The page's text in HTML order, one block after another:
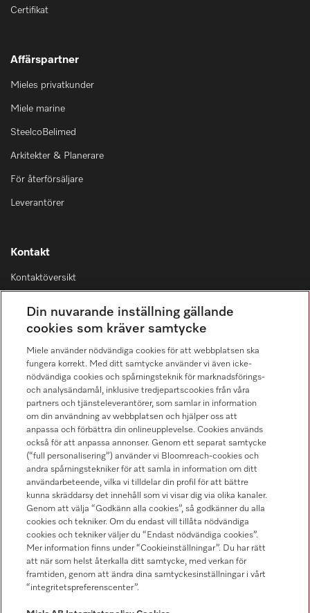
Certifikat
Affärspartner
Mieles privatkunder
Miele marine
SteelcoBelimed
Arkitekter & Planerare
För återförsäljare
Leverantörer
Kontakt
Kontaktöversikt
08-562 29 800
Hitta återförsäljare
Följ Miele Professional
Integritetspolicy
Din nuvarande inställning gällande
cookies som kräver samtycke
Miele använder nödvändiga cookies för att webbplatsen ska
fungera korrekt. Med ditt samtycke använder vi även icke-
nödvändiga cookies och spårningsteknik för marknadsförings-
och analysändamål, inklusive tredjepartscookies från våra
partners och tjänsteleverantörer, som samlar in information
om din användning av webbplatsen och hjälper oss att
anpassa och förbättra din onlineupplevelse. Cookies används
också för att anpassa annonser. Genom ett separat samtycke
(“full personalisering”) använder vi Bloomreach-cookies och
andra spårningstekniker för att samla in information om ditt
användarbeteende, vilka vi tilldelar din profil för att bättre
kunna skräddarsy det innehåll som vi visar dig via olika kanaler.
Genom att välja “Godkänn alla cookies”, så godkänner du alla
cookies och tekniker. Om du endast vill tillåta nödvändiga
cookies och tekniker väljer du “Endast nödvändiga cookies”.
Mer information finns under “Cookieinställningar”. Du har rätt
att när som helst återkalla ditt samtycke, med verkan för
framtiden, genom att ändra dina samtyckesinställningar i vårt
“integritetspreferenscenter”.